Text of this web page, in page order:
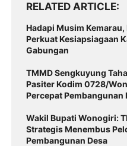
RELATED ARTICLE
Hadapi Musim
Perkuat Kesiapsiagaan
Gabungan
TMMD Sengkuyung
Pasiter Kodim 0728/
Percepat Pembangunan
Wakil Bupati Wonogiri:
Strategis Menembus
Pembangunan Desa